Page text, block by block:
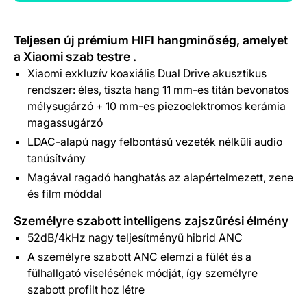
Termék részletek
Teljesen új prémium HIFI hangminőség, amelyet
a Xiaomi szab testre .
Xiaomi exkluzív koaxiális Dual Drive akusztikus
rendszer: éles, tiszta hang 11 mm-es titán bevonatos
mélysugárzó + 10 mm-es piezoelektromos kerámia
magassugárzó
LDAC-alapú nagy felbontású vezeték nélküli audio
tanúsítvány
Magával ragadó hanghatás az alapértelmezett, zene
és film móddal
Személyre szabott intelligens zajszűrési élmény
52dB/4kHz nagy teljesítményű hibrid ANC
A személyre szabott ANC elemzi a fülét és a
fülhallgató viselésének módját, így személyre
szabott profilt hoz létre